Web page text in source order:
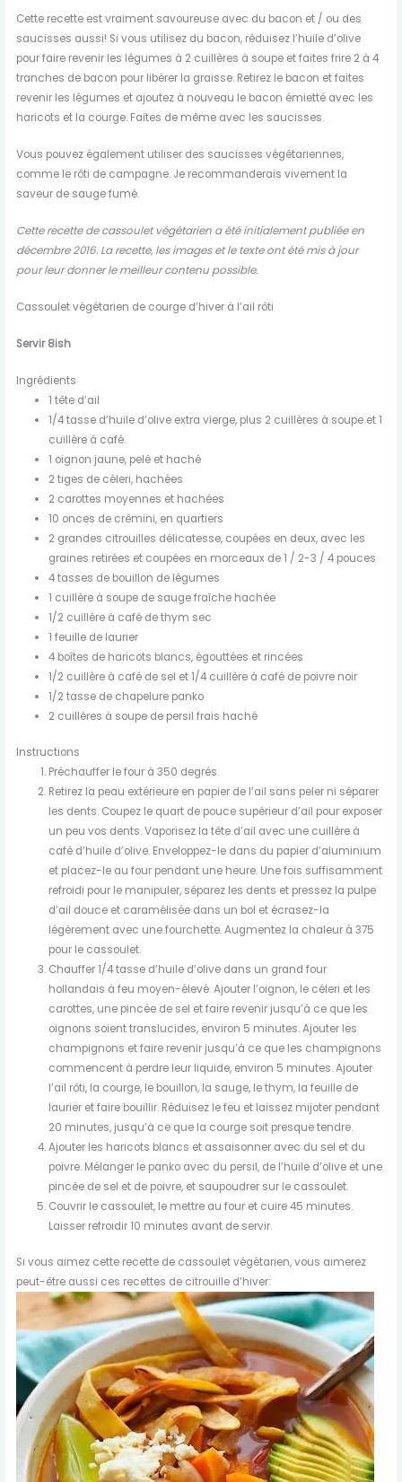
Cette recette est vraiment savoureuse avec du bacon et / ou des
saucisses aussi! Si vous utilisez du bacon, réduisez l’huile d’olive
pour faire revenir les légumes à 2 cuillères à soupe et faites frire 2 à 4
tranches de bacon pour libérer la graisse. Retirez le bacon et faites
revenir les légumes et ajoutez à nouveau le bacon émietté avec les
haricots et la courge. Faites de même avec les saucisses.
Vous pouvez également utiliser des saucisses végétariennes,
comme le rôti de campagne. Je recommanderais vivement la
saveur de sauge fumé.
Cette recette de cassoulet végétarien a été initialement publiée en
décembre 2016. La recette, les images et le texte ont été mis à jour
pour leur donner le meilleur contenu possible.
Cassoulet végétarien de courge d’hiver à l’ail rôti
Servir 8ish
Ingrédients
1 tête d’ail
1/4 tasse d’huile d’olive extra vierge, plus 2 cuillères à soupe et 1
cuillère à café.
1 oignon jaune, pelé et haché
2 tiges de céleri, hachées
2 carottes moyennes et hachées
10 onces de crêmini, en quartiers
2 grandes citrouilles délicatesse, coupées en deux, avec les
graines retirées et coupées en morceaux de 1 / 2-3 / 4 pouces
4 tasses de bouillon de légumes
1 cuillère à soupe de sauge fraîche hachée
1/2 cuillère à café de thym sec
1 feuille de laurier
4 boîtes de haricots blancs, égouttées et rincées
1/2 cuillère à café de sel et 1/4 cuillère à café de poivre noir
1/2 tasse de chapelure panko
2 cuillères à soupe de persil frais haché
Instructions
Préchauffer le four à 350 degrés.
Retirez la peau extérieure en papier de l’ail sans peler ni séparer
les dents. Coupez le quart de pouce supérieur d’ail pour exposer
un peu vos dents. Vaporisez la tête d’ail avec une cuillère à
café d’huile d’olive. Enveloppez-le dans du papier d’aluminium
et placez-le au four pendant une heure. Une fois suffisamment
refroidi pour le manipuler, séparez les dents et pressez la pulpe
d’ail douce et caramélisée dans un bol et écrasez-la
légèrement avec une fourchette. Augmentez la chaleur à 375
pour le cassoulet.
Chauffer 1/4 tasse d’huile d’olive dans un grand four
hollandais à feu moyen-élevé. Ajouter l’oignon, le céleri et les
carottes, une pincée de sel et faire revenir jusqu’à ce que les
oignons soient translucides, environ 5 minutes. Ajouter les
champignons et faire revenir jusqu’à ce que les champignons
commencent à perdre leur liquide, environ 5 minutes. Ajouter
l’ail rôti, la courge, le bouillon, la sauge, le thym, la feuille de
laurier et faire bouillir. Réduisez le feu et laissez mijoter pendant
20 minutes, jusqu’à ce que la courge soit presque tendre.
Ajouter les haricots blancs et assaisonner avec du sel et du
poivre. Mélanger le panko avec du persil, de l’huile d’olive et une
pincée de sel et de poivre, et saupoudrer sur le cassoulet.
Couvrir le cassoulet, le mettre au four et cuire 45 minutes.
Laisser refroidir 10 minutes avant de servir.
Si vous aimez cette recette de cassoulet végétarien, vous aimerez
peut-être aussi ces recettes de citrouille d’hiver: